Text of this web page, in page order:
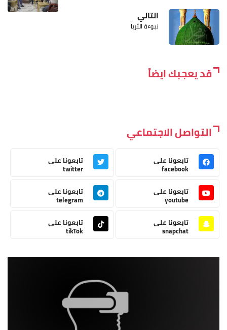
التالي
نبوءة الثريا
قد يعجبك ايضاً
التواصل الاجتماعي
تابعونا على
facebook
تابعونا على
twitter
تابعونا على
youtube
تابعونا على
telegram
تابعونا على
snapchat
تابعونا على
tikTok